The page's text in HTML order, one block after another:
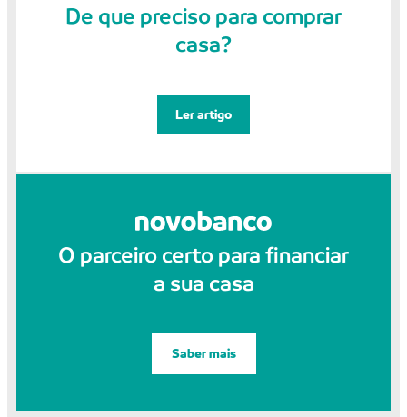
De que preciso para comprar
casa?
Ler artigo
O parceiro certo para financiar
a sua casa
Saber mais